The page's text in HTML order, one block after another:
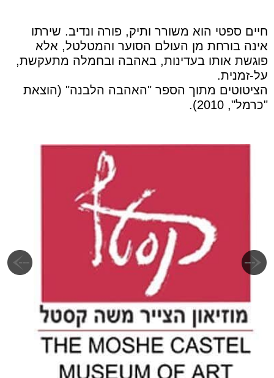
חיים ספטי הוא משורר ותיק, פורה ונדיב. שירתו
אינה בורחת מן העולם הסוער והמטלטל, אלא
פוגשת אותו בעדינות, באהבה ובחמלה מתעקשת,
על-זמנית.
הציטוטים מתוך הספר "האהבה הלבנה" (הוצאת
"כרמל", 2010).